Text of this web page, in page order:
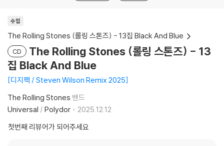
수입
The Rolling Stones (롤링 스톤즈) - 13집 Black And Blue
CD
The Rolling Stones (롤링 스톤즈) - 13
집 Black And Blue
디지팩 / Steven Wilson Remix 2025
The Rolling Stones 밴드
Universal / Polydor
2025.12.12.
첫번째 리뷰어가 되어주세요